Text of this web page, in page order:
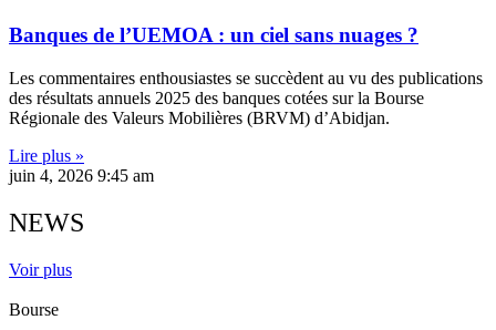
Banques de l’UEMOA : un ciel sans nuages ?
Les commentaires enthousiastes se succèdent au vu des publications
des résultats annuels 2025 des banques cotées sur la Bourse
Régionale des Valeurs Mobilières (BRVM) d’Abidjan.
Lire plus »
juin 4, 2026 9:45 am
NEWS
Voir plus
Bourse